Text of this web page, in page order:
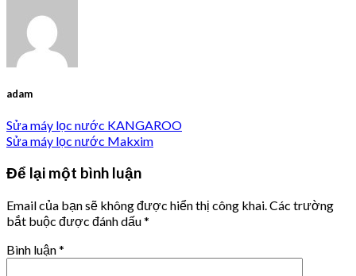
adam
Sửa máy lọc nước KANGAROO
Sửa máy lọc nước Makxim
Để lại một bình luận
Email của bạn sẽ không được hiển thị công khai. Các trường
bắt buộc được đánh dấu*
Bình luận*